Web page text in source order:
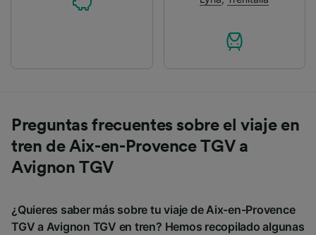
Preguntas frecuentes sobre el viaje en
tren de Aix-en-Provence TGV a
Avignon TGV
¿Quieres saber más sobre tu viaje de Aix-en-Provence
TGV a Avignon TGV en tren? Hemos recopilado algunas